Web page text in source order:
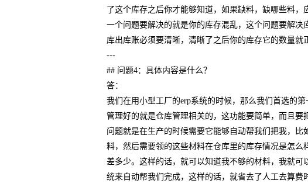
了这个库存之后你才能够知道，如果缺料，缺哪些料
一个问题要解决的就是你的库存混乱，这个问题要解
库出库账必须要清晰，清晰了之后你的库存它的数量就
---
## 问题4：具体内容是什么？
答：
我们在用小型工厂的erp系统的时候，那么我们首选的
管理好的就是仓库管理相关的，这功能要简单，而且
问题就是在生产的时候需要它能够自动帮我们把我，
料，然后需要领的这些材料在仓库里的库存情况是怎么
差多少。这样的话，就可以知道我不够的材料，我就
统来自动帮我们完成，这样的话，就省去了人工去算费